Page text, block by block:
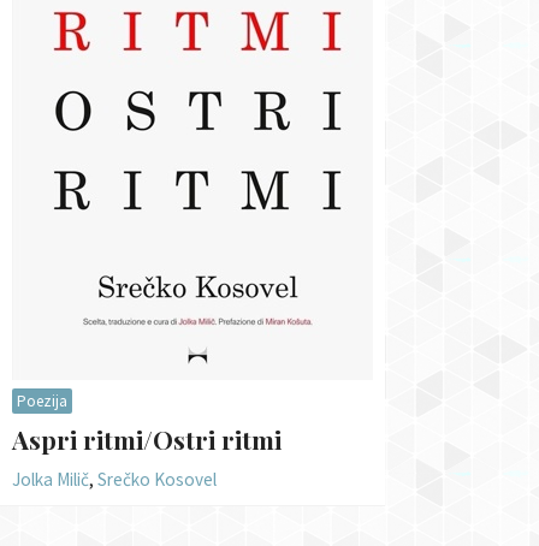
Poezija
Aspri ritmi/Ostri ritmi
Jolka Milič, Srečko Kosovel